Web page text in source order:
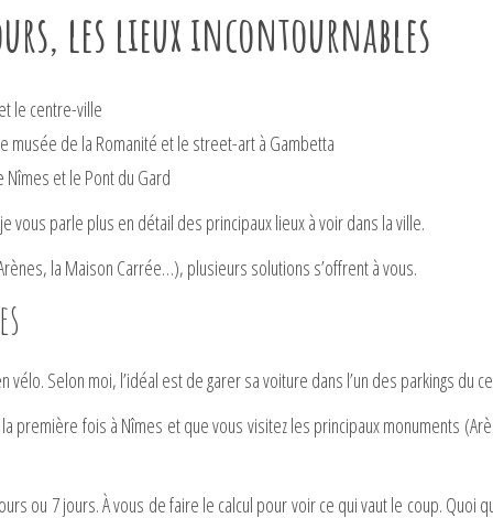
les lieux incontournables
le centre-ville
musée de la Romanité et le street-art à Gambetta
et le Pont du Gard
vous parle plus en détail des principaux lieux à voir dans la ville.
la Maison Carrée…), plusieurs solutions s’offrent à vous.
Selon moi, l’idéal est de garer sa voiture dans l’un des parkings du
première fois à Nîmes et que vous visitez les principaux monuments
ou 7 jours. À vous de faire le calcul pour voir ce qui vaut le coup. Quoi